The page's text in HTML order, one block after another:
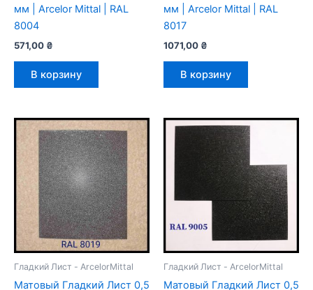
мм | Arcelor Mittal | RAL
8004
571,00 ₴
В корзину
мм | Arcelor Mittal | RAL
8017
1071,00 ₴
В корзину
Гладкий Лист - ArcelorMittal
Mатовый Гладкий Лист 0,5
Гладкий Лист - ArcelorMittal
Mатовый Гладкий Лист 0,5